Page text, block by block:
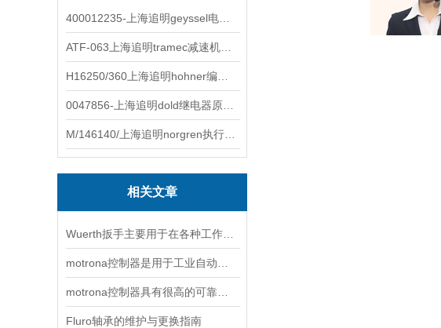
相关文章
Fluro轴承的维护与更换指南